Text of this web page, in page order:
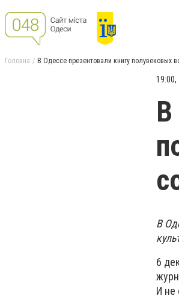
Головна В Одессе презентовали книгу
19:00,
В
В
6
И не